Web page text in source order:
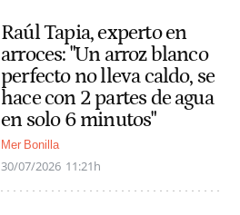
Raúl Tapia, experto en
arroces: "Un arroz blanco
perfecto no lleva caldo, se
hace con 2 partes de agua
en solo 6 minutos"
Mer Bonilla
30/07/2026 11:21h